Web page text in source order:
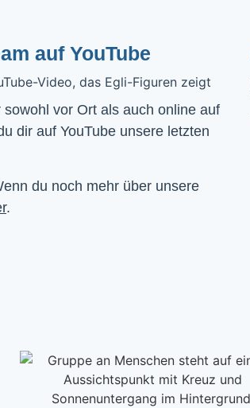
auf YouTube
dir auf YouTube unsere letzten
du noch mehr über unsere
.